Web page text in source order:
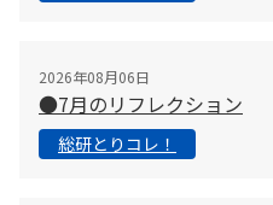
2026年08月06日
●7月のリフレクション
総研とりコレ！